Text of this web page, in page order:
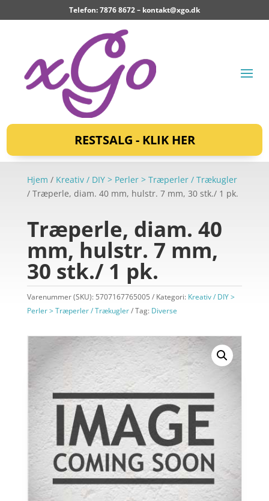
Telefon: 7876 8672 – kontakt@xgo.dk
RESTSALG - KLIK HER
Hjem / Kreativ / DIY > Perler > Træperler / Trækugler
/ Træperle, diam. 40 mm, hulstr. 7 mm, 30 stk./ 1 pk.
Træperle, diam. 40
mm, hulstr. 7 mm,
30 stk./ 1 pk.
Varenummer (SKU): 5707167765005 Kategori: Kreativ / DIY >
Perler > Træperler / Trækugler
Tag: Diverse